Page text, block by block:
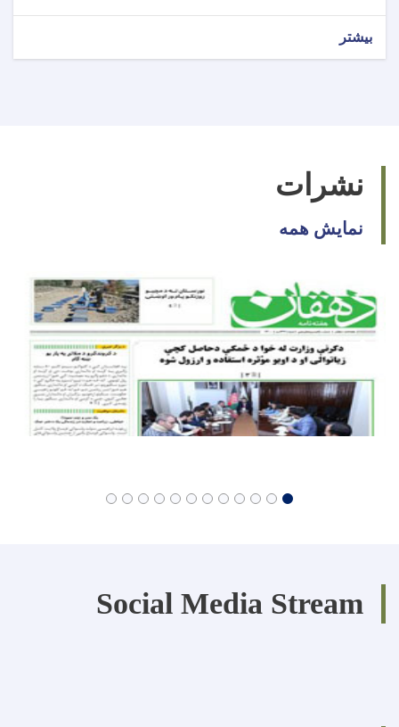
بیشتر
نشرات
نمایش همه
Social Media Stream